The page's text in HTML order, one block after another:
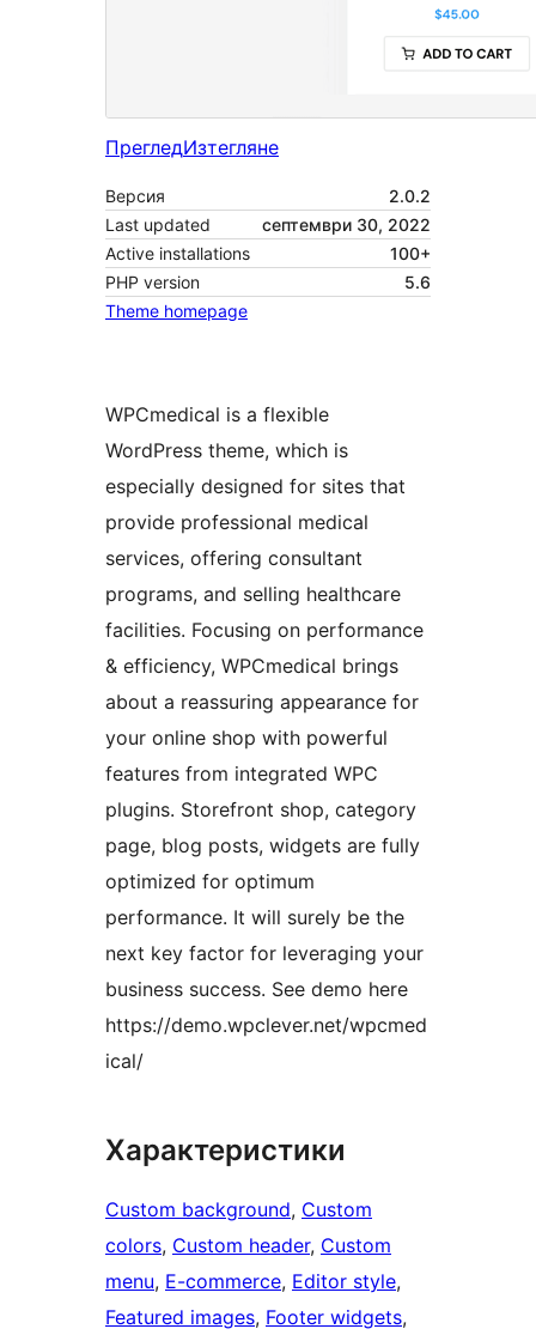
ПрегледИзтегляне
Версия
2.0.2
Last updated
септември 30, 2022
Active installations
100+
PHP version
5.6
Theme homepage
WPCmedical is a flexible
WordPress theme, which is
especially designed for sites that
provide professional medical
services, offering consultant
programs, and selling healthcare
facilities. Focusing on performance
& efficiency, WPCmedical brings
about a reassuring appearance for
your online shop with powerful
features from integrated WPC
plugins. Storefront shop, category
page, blog posts, widgets are fully
optimized for optimum
performance. It will surely be the
next key factor for leveraging your
business success. See demo here
https://demo.wpclever.net/wpcmed
ical/
Характеристики
Custom background, Custom
colors, Custom header, Custom
menu, E-commerce, Editor style
Featured images, Footer widgets